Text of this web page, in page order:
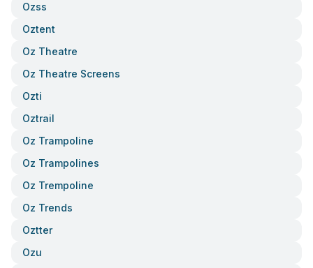
Ozss
Oztent
Oz Theatre
Oz Theatre Screens
Ozti
Oztrail
Oz Trampoline
Oz Trampolines
Oz Trempoline
Oz Trends
Oztter
Ozu